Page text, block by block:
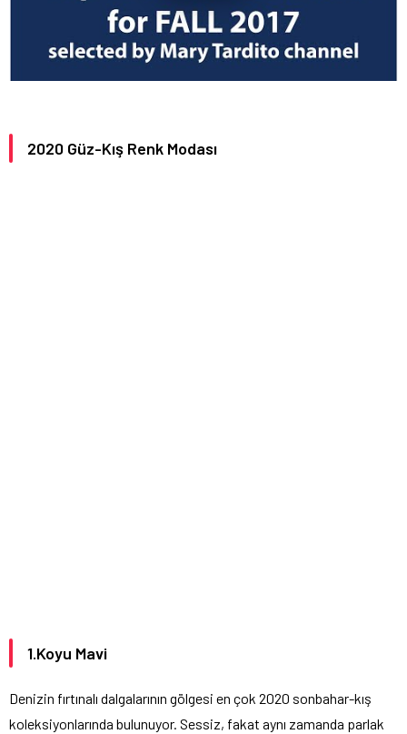
2020 Güz-Kış Renk Modası
1.Koyu Mavi
Denizin fırtınalı dalgalarının gölgesi en çok 2020 sonbahar-kış
koleksiyonlarında bulunuyor. Sessiz, fakat aynı zamanda parlak